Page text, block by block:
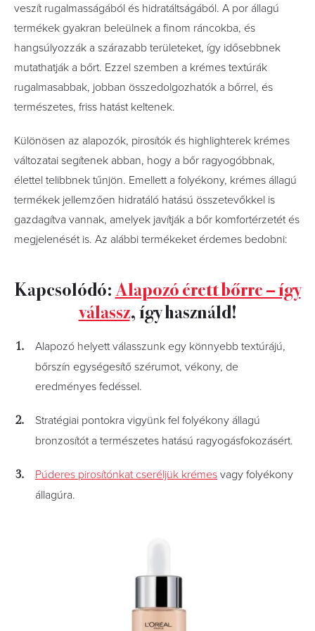
veszít rugalmasságából és hidratáltságából. A por állagú
termékek gyakran beleülnek a finom ráncokba, és
hangsúlyozzák a szárazabb területeket, így idősebbnek
mutathatják a bőrt. Ezzel szemben a krémes textúrák
rugalmasabbak, jobban összedolgozhatók a bőrrel, és
természetes, friss hatást keltenek.
Különösen az alapozók, pirosítók és highlighterek krémes
változatai segítenek abban, hogy a bőr ragyogóbbnak,
élettel telibbnek tűnjön. Emellett a folyékony, krémes állagú
termékek jellemzően hidratáló hatású összetevőkkel is
gazdagítva vannak, amelyek javítják a bőr komfortérzetét és
megjelenését is. Az alábbi termékeket érdemes bedobni:
Kapcsolódó:Alapozó érett bőrre – így
válassz, így használd!
Alapozó helyett válasszunk egy könnyebb textúrájú,
bőrszín egységesítő szérumot, vékony, de
eredményes fedéssel.
Stratégiai pontokra vigyünk fel folyékony állagú
bronzosítót a természetes hatású ragyogásfokozásért.
Púderes pirosítónkat cseréljük krémes vagy folyékony
állagúra.